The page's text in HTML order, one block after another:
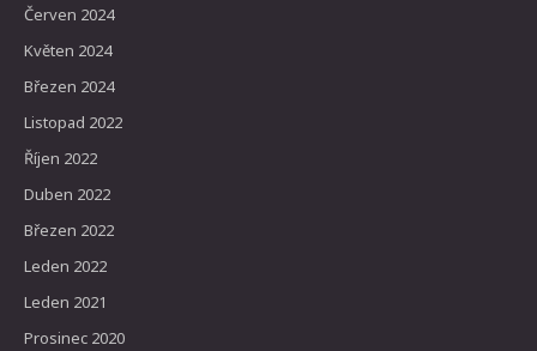
Červen 2024
Květen 2024
Březen 2024
Listopad 2022
Říjen 2022
Duben 2022
Březen 2022
Leden 2022
Leden 2021
Prosinec 2020